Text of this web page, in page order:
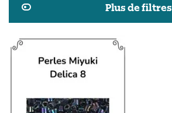
Plus de filtres